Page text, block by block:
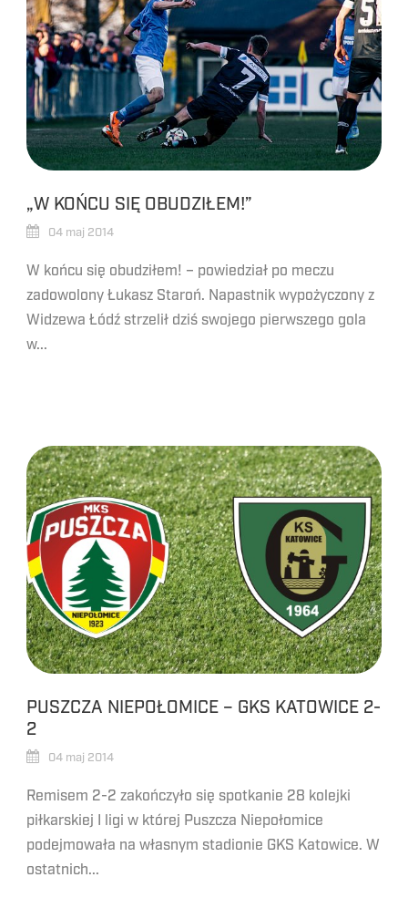
„W KOŃCU SIĘ OBUDZIŁEM!”
04 maj 2014
W końcu się obudziłem! – powiedział po meczu
zadowolony Łukasz Staroń. Napastnik wypożyczony z
Widzewa Łódź strzelił dziś swojego pierwszego gola
w...
PUSZCZA NIEPOŁOMICE – GKS KATOWICE 2-
2
04 maj 2014
Remisem 2-2 zakończyło się spotkanie 28 kolejki
piłkarskiej I ligi w której Puszcza Niepołomice
podejmowała na własnym stadionie GKS Katowice. W
ostatnich...